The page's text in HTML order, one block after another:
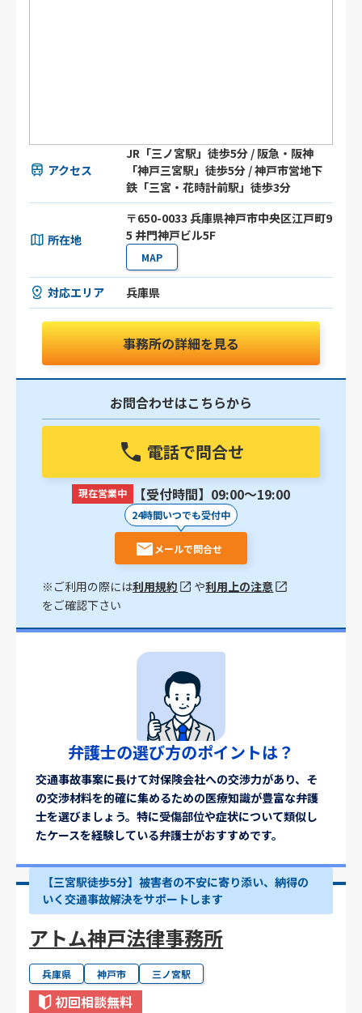
アクセス
JR「三ノ宮駅」徒歩5分 / 阪急・阪神
「神戸三宮駅」徒歩5分 / 神戸市営地下
鉄「三宮・花時計前駅」徒歩3分
所在地
〒650-0033 兵庫県神戸市中央区江戸町9
5 井門神戸ビル5F
MAP
対応エリア 兵庫県
事務所の詳細を見る
お問合わせはこちらから
電話で問合せ
現在営業中 【受付時間】09:00〜19:00
24時間いつでも受付中
メールで問合せ
※ご利用の際には利用規約 や利用上の注意
をご確認下さい
弁護士の選び方のポイントは？
交通事故事案に長けて対保険会社への交渉力があり、そ
の交渉材料を的確に集めるための医療知識が豊富な弁護
士を選びましょう。特に受傷部位や症状について類似し
たケースを経験している弁護士がおすすめです。
【三宮駅徒歩5分】被害者の不安に寄り添い、納得の
いく交通事故解決をサポートします
アトム神戸法律事務所
兵庫県 神戸市 三ノ宮駅
初回相談無料